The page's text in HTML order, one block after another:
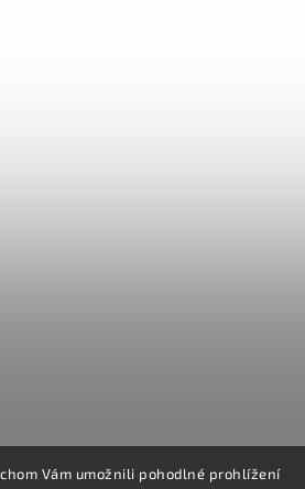
Vám umožnili pohodlné prohlížení